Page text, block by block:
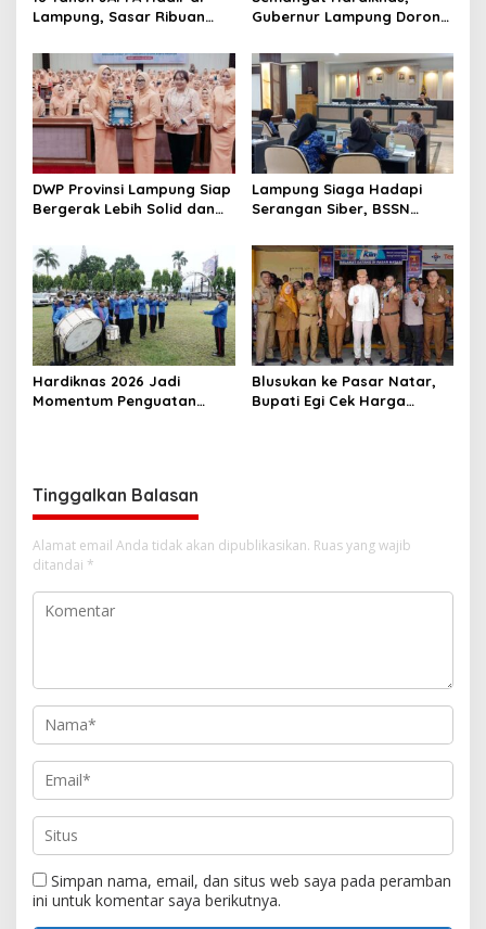
Lampung, Sasar Ribuan
Sehat
Gubernur Lampung Dorong
Berbahasa Lampung
DWP Provinsi Lampung Siap
Bergerak Lebih Solid dan
Pembangunan Daerah
Lampung Siaga Hadapi
Serangan Siber, BSSN
di Kabupaten/Kota
Hardiknas 2026 Jadi
Momentum Penguatan
Blusukan ke Pasar Natar,
Bupati Egi Cek Harga
Tinggalkan Balasan
Alamat email Anda tidak akan dipublikasikan. Ruas yang wajib
ditandai *
Simpan nama, email, dan situs web saya pada peramban
ini untuk komentar saya berikutnya.